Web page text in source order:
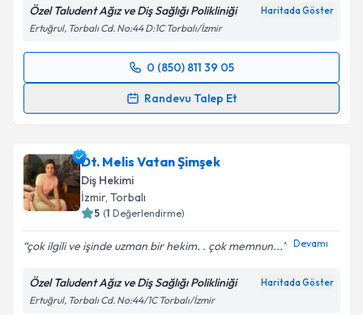
Özel Taludent Ağız ve Diş Sağlığı Polikliniği Haritada Göster
Ertuğrul, Torbalı Cd. No:44 D:1C Torbalı/İzmir
0 (850) 811 39 05
Randevu Talep Et
Randevu Takvimi Talebi
almanız için bir takvim hazırlandığında e-posta ile
bilgilendireceğiz.
E-posta Adresiniz
Kişisel verilerimin işlenmesine ilişkin
Aydınlatma
Metni'ni okudum ve kişisel verilerimin belirtilen
Dt. Melis Vatan Şimşek
Diş Hekimi
İzmir, Torbalı
5 (1 Değerlendirme)
çok ilgili ve işinde uzman bir hekim. . çok memnun... Devamı
Özel Taludent Ağız ve Diş Sağlığı Polikliniği Haritada Göster
Ertuğrul, Torbalı Cd. No:44/1C Torbalı/İzmir